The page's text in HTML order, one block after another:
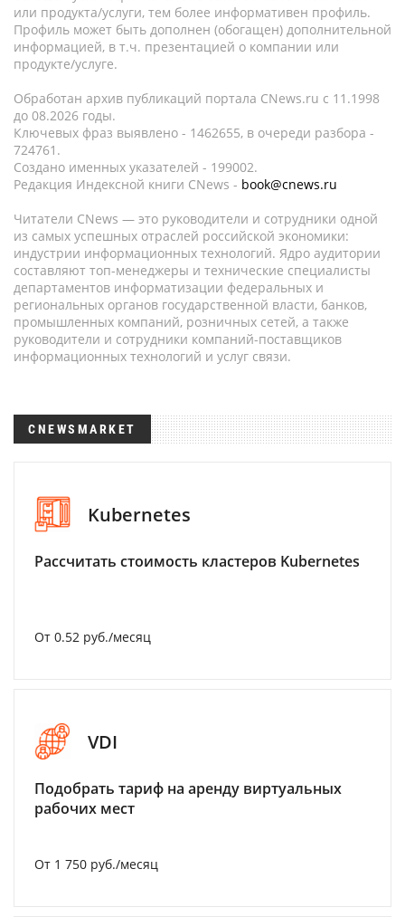
или продукта/услуги, тем более информативен профиль.
Профиль может быть дополнен (обогащен) дополнительной
информацией, в т.ч. презентацией о компании или
продукте/услуге.
Обработан архив публикаций портала CNews.ru c 11.1998
до 08.2026 годы.
Ключевых фраз выявлено - 1462655, в очереди разбора -
724761.
Создано именных указателей - 199002.
Редакция Индексной книги CNews - book@cnews.ru
Читатели CNews — это руководители и сотрудники одной
из самых успешных отраслей российской экономики:
индустрии информационных технологий. Ядро аудитории
составляют топ-менеджеры и технические специалисты
департаментов информатизации федеральных и
региональных органов государственной власти, банков,
промышленных компаний, розничных сетей, а также
руководители и сотрудники компаний-поставщиков
информационных технологий и услуг связи.
CNEWSMARKET
Kubernetes
Рассчитать стоимость кластеров Kubernetes
От 0.52 руб./месяц
VDI
Подобрать тариф на аренду виртуальных
рабочих мест
От 1 750 руб./месяц